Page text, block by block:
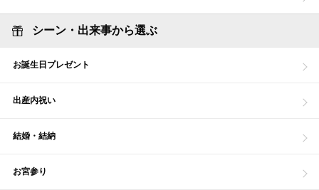
シーン・出来事から選ぶ
お誕生日プレゼント
出産内祝い
結婚・結納
お宮参り